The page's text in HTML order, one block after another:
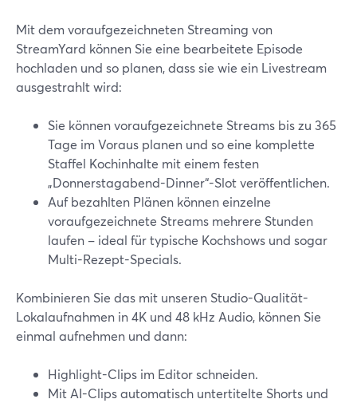
Mit dem voraufgezeichneten Streaming von
StreamYard können Sie eine bearbeitete Episode
hochladen und so planen, dass sie wie ein Livestream
ausgestrahlt wird:
Sie können voraufgezeichnete Streams bis zu 365
Tage im Voraus planen und so eine komplette
Staffel Kochinhalte mit einem festen
„Donnerstagabend-Dinner“-Slot veröffentlichen.
Auf bezahlten Plänen können einzelne
voraufgezeichnete Streams mehrere Stunden
laufen – ideal für typische Kochshows und sogar
Multi-Rezept-Specials.
Kombinieren Sie das mit unseren Studio-Qualität-
Lokalaufnahmen in 4K und 48 kHz Audio, können Sie
einmal aufnehmen und dann:
Highlight-Clips im Editor schneiden.
Mit AI-Clips automatisch untertitelte Shorts und